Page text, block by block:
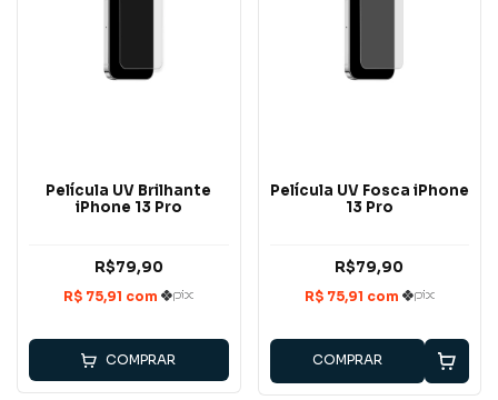
Película UV Brilhante
iPhone 13 Pro
R$79,90
COMPRAR
Película UV Fosca iPhone
13 Pro
R$79,90
COMPRAR